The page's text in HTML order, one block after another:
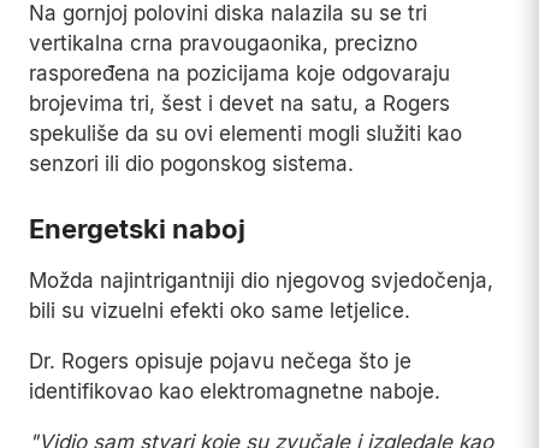
Na gornjoj polovini diska nalazila su se tri
vertikalna crna pravougaonika, precizno
raspoređena na pozicijama koje odgovaraju
brojevima tri, šest i devet na satu, a Rogers
spekuliše da su ovi elementi mogli služiti kao
senzori ili dio pogonskog sistema.
Energetski naboj
Možda najintrigantniji dio njegovog svjedočenja,
bili su vizuelni efekti oko same letjelice.
Dr. Rogers opisuje pojavu nečega što je
identifikovao kao elektromagnetne naboje.
"Vidio sam stvari koje su zvučale i izgledale kao